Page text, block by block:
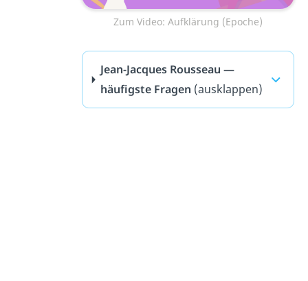
Zum Video: Aufklärung (Epoche)
Jean-Jacques Rousseau —
häufigste Fragen (ausklappen)